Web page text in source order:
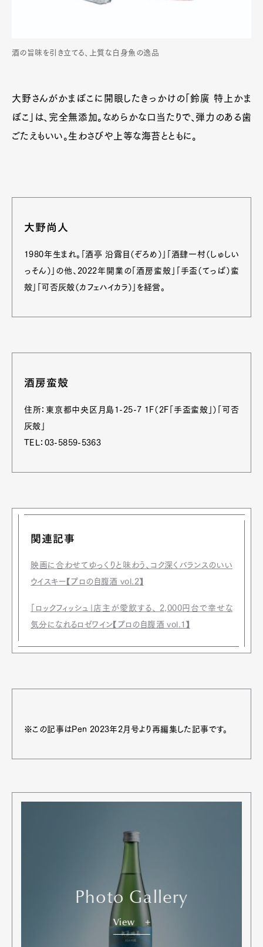
酒の旨味を引き立てる、上質な白身魚の逸品
大野さんがかまぼこに開眼したきっかけの「鈴廣 特上かま
ぼこ」は、完全無添加。なめらかな口当たりで、弾力のある歯
ごたえもいい。生わさびや上等な海苔とともに。
大野尚人
1980年生まれ。「酒亭 沿露目（ぞろめ）」「酒肆一村（しゅしい
っそん）」の他、2022年開業の「酒房蛮殻」「手盃（てっぱ）蛮
殻」「可否灰殻（カフェハイカラ）」を経営。
酒房蛮殻
住所：東京都中央区月島1-25-7 1F（2F「手盃蛮殻」）「可否
灰殻」
TEL：03-5859-5363
関連記事
映画に合わせてゆっくりと味わう、コク深くバランスのいい
ウイスキー【プロの自腹酒 vol.2】
「ロックフィッシュ」店主が愛飲する、 2,000円台で幸せな
気分になれるロゼワイン【プロの自腹酒 vol.1】
※この記事はPen 2023年2月号より再編集した記事です。
Photo Gallery
View